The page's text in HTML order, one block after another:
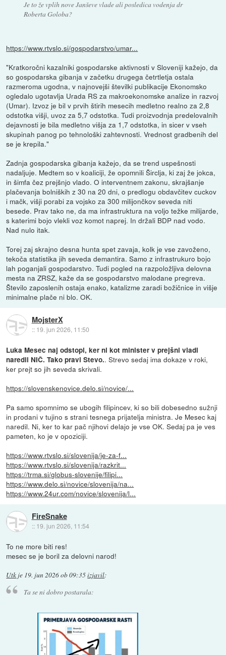
Je to že vplih nove Janševe vlade ali posledica vodenja dr
Roberta Goloba?
https://www.rtvslo.si/gospodarstvo/umar...
"Kratkoročni kazalniki gospodarske aktivnosti v Sloveniji kažejo, da
so gospodarska gibanja v začetku drugega četrtletja ostala
razmeroma ugodna, v najnovejši številki publikacije Ekonomsko
ogledalo ugotavlja Urada RS za makroekonomske analize in razvoj
(Umar). Izvoz je bil v prvih štirih mesecih medletno realno za 2,8
odstotka višji, uvoz za 5,7 odstotka. Tudi proizvodnja predelovalnih
dejavnosti je bila medletno višja za 1,7 odstotka, in sicer v vseh
skupinah panog po tehnološki zahtevnosti. Vrednost gradbenih del
se je krepila."
Zadnja gospodarska gibanja kažejo, da se trend uspešnosti
nadaljuje. Medtem so v koaliciji, že opomnili Širclja, ki zaj že jokca,
in šimfa čez prejšnjo vlado. O interventnem zakonu, skrajšanje
plačevanja bolniških z 30 na 20 dni, o predlogu obdavčitev cuckov
i mačk, višji porabi za vojsko za 300 milijončkov seveda niti
besede. Prav tako ne, da ma infrastruktura na voljo težke milijarde,
s katerimi bojo vlekli voz komot naprej. In držali BDP nad vodo.
Nad nulo itak.
Torej zaj skrajno desna hunta spet zavaja, kolk je vse zavoženo,
tekoča statistika jih seveda demantira. Samo z infrastrukuro bojo
lah poganjali gospodarstvo. Tudi pogled na razpoložljiva delovna
mesta na ZRSZ, kaže da se gospodarstvo malodane pregreva.
Število zaposlenih ostaja enako, katalizme zaradi božičnice in višje
minimalne plače ni blo. OK.
MojsterX
:: 19. jun 2026, 11:50
Luka Mesec naj odstopi, ker ni kot minister v prejšni vladi
naredil NIČ. Tako pravi Stevo.. Strevo sedaj ima dokaze v roki,
ker prejt so jih seveda skrivali.
https://slovenskenovice.delo.si/novice/...
Pa samo spomnimo se ubogih filipincev, ki so bili dobesedno sužnji
in prodani v tujino s strani tesnega prijatelja ministra. Je Mesec kaj
naredil. Ni, ker to kar pač njihovi delajo je vse OK. Sedaj pa je ves
pameten, ko je v opoziciji.
https://www.rtvslo.si/slovenija/je-za-f...
https://www.rtvslo.si/slovenija/razkrit...
https://trma.si/globus-slovenije/filipi...
https://www.delo.si/novice/slovenija/na...
https://www.24ur.com/novice/slovenija/l...
FireSnake
:: 19. jun 2026, 11:54
To ne more biti res!
mesec se je boril za delovni narod!
Utk je 19. jun 2026 ob 09:35izjavil:
Ta se ni dobro postarala: